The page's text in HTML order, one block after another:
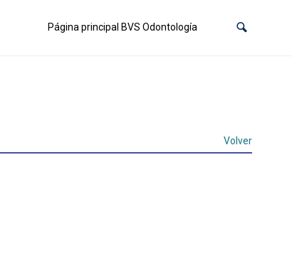
Página principal BVS Odontología
Volver